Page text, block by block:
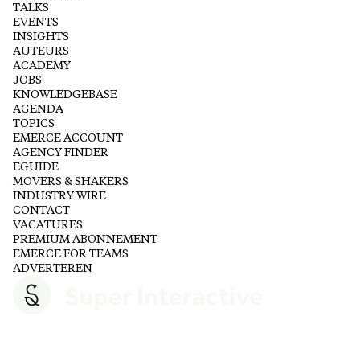
TALKS
EVENTS
INSIGHTS
AUTEURS
ACADEMY
JOBS
KNOWLEDGEBASE
AGENDA
TOPICS
EMERCE ACCOUNT
AGENCY FINDER
EGUIDE
MOVERS & SHAKERS
INDUSTRY WIRE
CONTACT
VACATURES
PREMIUM ABONNEMENT
EMERCE FOR TEAMS
ADVERTEREN